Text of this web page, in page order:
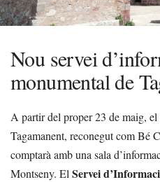
Nou servei
monumental de
A partir del proper 23 de maig,
Tagamanent, reconegut com Bé
comptarà amb una sala
Montseny. El Servei